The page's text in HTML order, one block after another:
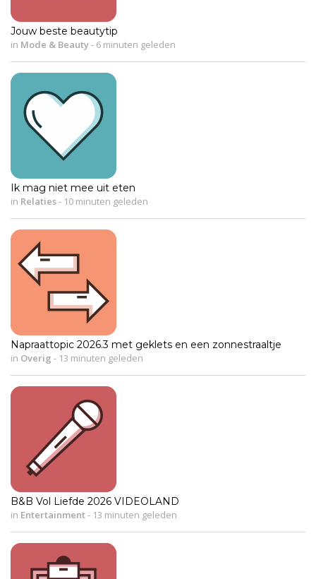
Jouw beste beautytip
in Mode & Beauty- 6 minuten geleden
Ik mag niet mee uit eten
in Relaties- 10 minuten geleden
Napraattopic 2026.3 met geklets en een zonnestraaltje
in Overig - 13 minuten geleden
B&B Vol Liefde 2026 VIDEOLAND
in Entertainment- 13 minuten geleden